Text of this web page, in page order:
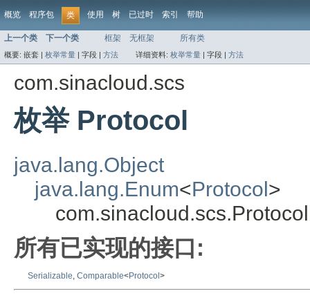
概览 程序包 类 使用 树 已过时 索引 帮助
上一个类 下一个类 框架 无框架 所有类
概要: 嵌套 | 枚举常量 | 字段 | 方法 详细资料: 枚举常量 | 字段 | 方法
com.sinacloud.scs
枚举 Protocol
java.lang.Object
java.lang.Enum<Protocol>
com.sinacloud.scs.Protocol
所有已实现的接口:
Serializable, Comparable<Protocol >